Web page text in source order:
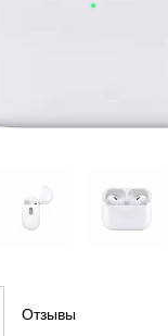
Отзывы